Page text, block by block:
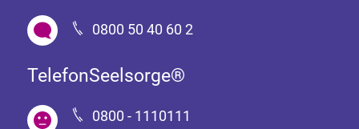
0800 50 40 60 2
TelefonSeelsorge®
0800 - 1110111